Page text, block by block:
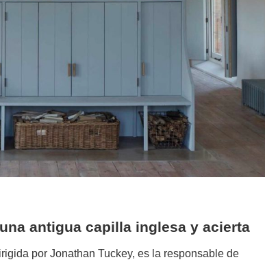
antigua capilla inglesa y acierta
por Jonathan Tuckey, es la responsable de